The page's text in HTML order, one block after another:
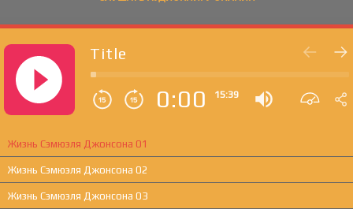
Title
0:00 15:39
Жизнь Сэмюэля Джонсона 01
Жизнь Сэмюэля Джонсона 02
Жизнь Сэмюэля Джонсона 03